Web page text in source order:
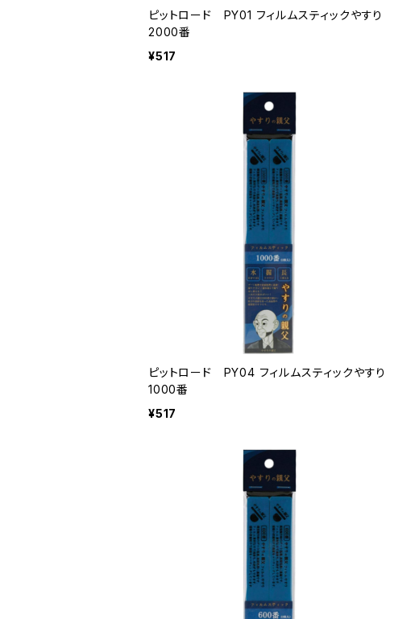
ピットロード PY01 フィルムスティックやすり
2000番
¥517
ピットロード PY04 フィルムスティックやすり
1000番
¥517